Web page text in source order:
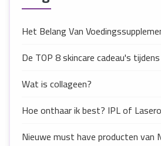
Het Belang Van
De TOP 8 skincare cadeau's
Wat is collageen?
Hoe onthaar ik best? IPL of
Nieuwe must have producten